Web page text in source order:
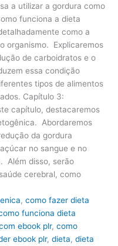
a utilizar a gordura como
funciona a dieta
como a
organismo. Explicaremos
de carboidratos e o
essa condição
tipos de alimentos
Capítulo 3:
capítulo, destacaremos
Abordaremos
da gordura
no sangue e no
Além disso, serão
cerebral, como
,como fazer dieta
funciona dieta
ebook plr,como
ebook plr,dieta,dieta